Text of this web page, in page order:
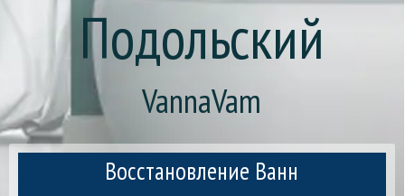
Подольский
VannaVam
Восстановление Ванн